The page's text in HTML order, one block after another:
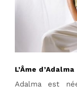
L’Âme d’Adalma
Adalma est